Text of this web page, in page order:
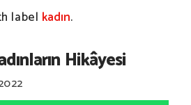
label kadın.
Hikâyesi